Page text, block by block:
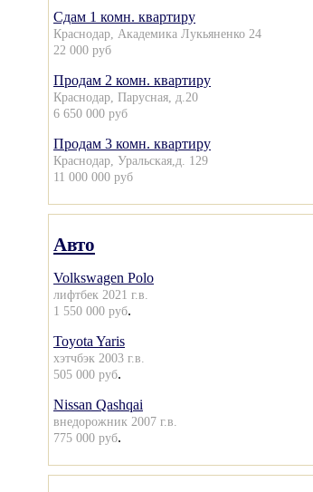
Сдам 1 комн. квартиру
Краснодар, Академика Лукьяненко 24
22 000 руб
Продам 2 комн. квартиру
Краснодар, Парусная, д.20
6 650 000 руб
Продам 3 комн. квартиру
Краснодар, Уральская,д. 129
11 000 000 руб
Авто
Volkswagen Polo
лифтбек 2021 г.в.
1 550 000 руб.
Toyota Yaris
хэтчбэк 2003 г.в.
505 000 руб.
Nissan Qashqai
внедорожник 2007 г.в.
775 000 руб.